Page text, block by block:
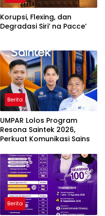
Korupsi, Flexing, dan
Degradasi Siri’ na Pacce’
Berita
UMPAR Lolos Program
Resona Saintek 2026,
Perkuat Komunikasi Sains
Berita